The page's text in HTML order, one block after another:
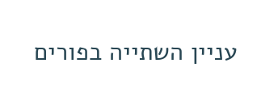
עניין השתייה בפורים